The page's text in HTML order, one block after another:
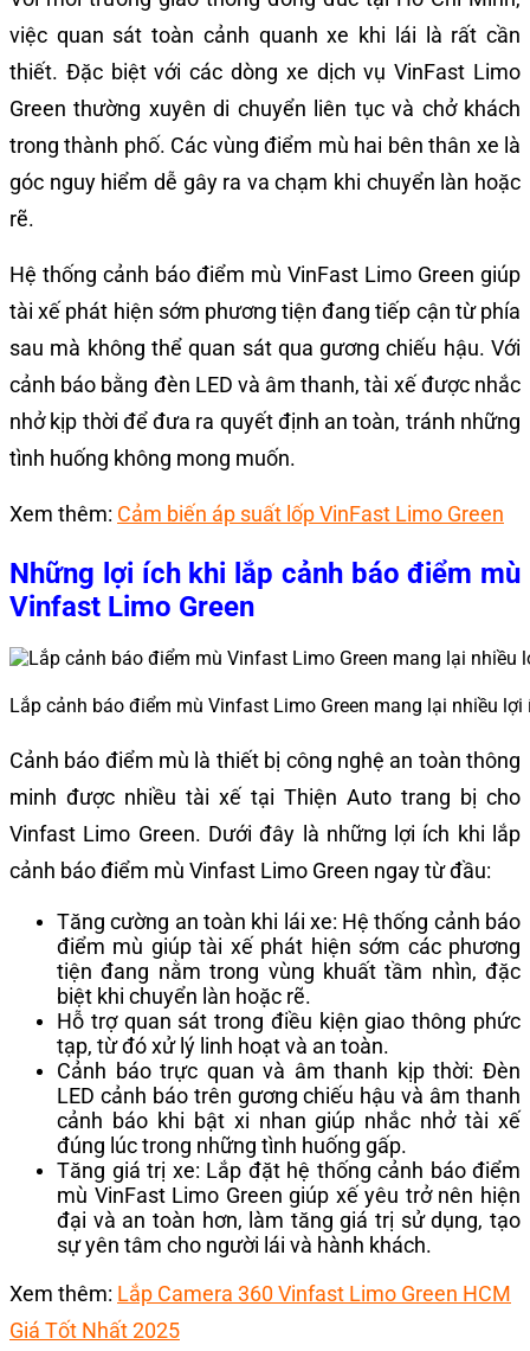
việc quan sát toàn cảnh quanh xe khi lái là rất cần
thiết. Đặc biệt với các dòng xe dịch vụ VinFast Limo
Green thường xuyên di chuyển liên tục và chở khách
trong thành phố. Các vùng điểm mù hai bên thân xe là
góc nguy hiểm dễ gây ra va chạm khi chuyển làn hoặc
rẽ.
Hệ thống cảnh báo điểm mù VinFast Limo Green giúp
tài xế phát hiện sớm phương tiện đang tiếp cận từ phía
sau mà không thể quan sát qua gương chiếu hậu. Với
cảnh báo bằng đèn LED và âm thanh, tài xế được nhắc
nhở kịp thời để đưa ra quyết định an toàn, tránh những
tình huống không mong muốn.
Xem thêm: Cảm biến áp suất lốp VinFast Limo Green
Những lợi ích khi lắp cảnh báo điểm mù
Vinfast Limo Green
Lắp cảnh báo điểm mù Vinfast Limo Green mang lại nhiều
Cảnh báo điểm mù là thiết bị công nghệ an toàn thông
minh được nhiều tài xế tại Thiện Auto trang bị cho
Vinfast Limo Green. Dưới đây là những lợi ích khi lắp
cảnh báo điểm mù Vinfast Limo Green ngay từ đầu:
Tăng cường an toàn khi lái xe: Hệ thống cảnh báo
điểm mù giúp tài xế phát hiện sớm các phương
tiện đang nằm trong vùng khuất tầm nhìn, đặc
biệt khi chuyển làn hoặc rẽ.
Hỗ trợ quan sát trong điều kiện giao thông phức
tạp, từ đó xử lý linh hoạt và an toàn.
Cảnh báo trực quan và âm thanh kịp thời: Đèn
LED cảnh báo trên gương chiếu hậu và âm thanh
cảnh báo khi bật xi nhan giúp nhắc nhở tài xế
đúng lúc trong những tình huống gấp.
Tăng giá trị xe: Lắp đặt hệ thống cảnh báo điểm
mù VinFast Limo Green giúp xế yêu trở nên hiện
đại và an toàn hơn, làm tăng giá trị sử dụng, tạo
sự yên tâm cho người lái và hành khách.
Xem thêm: Lắp Camera 360 Vinfast Limo Green HCM
Giá Tốt Nhất 2025